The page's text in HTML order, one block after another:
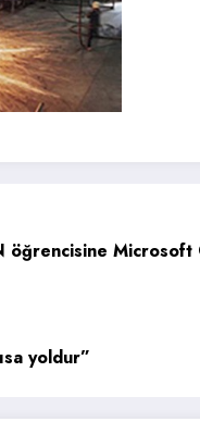
öğrencisine
yoldur”